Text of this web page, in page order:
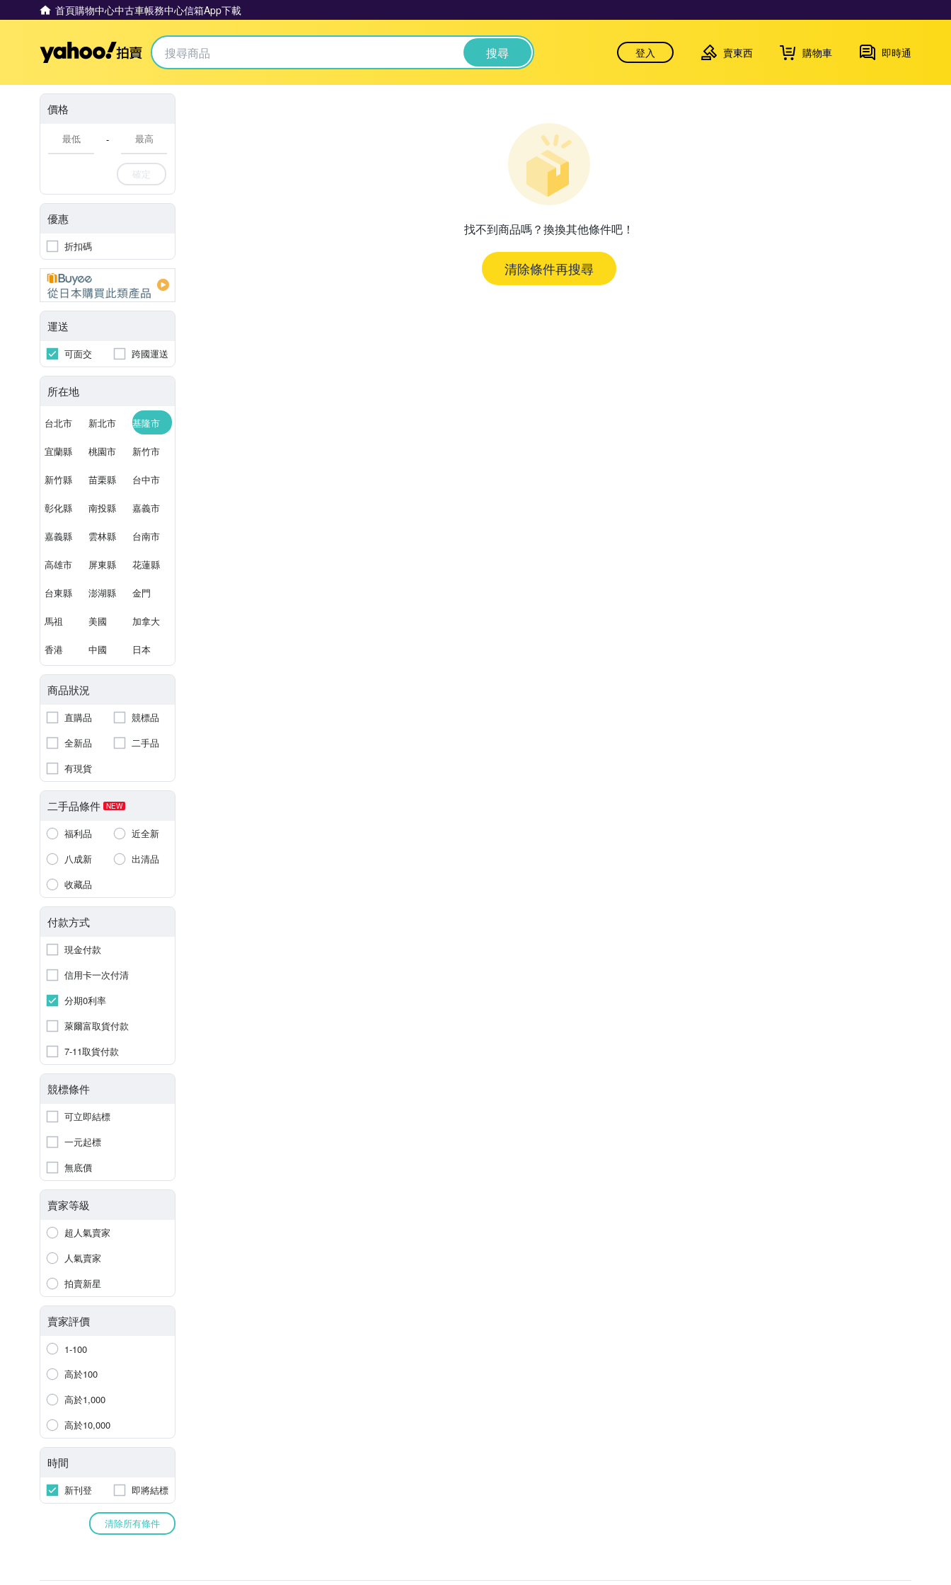
首頁購物中心中古車帳務中心信箱App下載
Yahoo拍賣 搜尋 登入 賣東西 購物車 即時通
價格
-
確定
優惠
折扣碼
運送
可面交 跨國運送
所在地
台北市 新北市 基隆市
宜蘭縣 桃園市 新竹市
新竹縣 苗栗縣 台中市
彰化縣 南投縣 嘉義市
嘉義縣 雲林縣 台南市
高雄市 屏東縣 花蓮縣
台東縣 澎湖縣 金門
馬祖 美國 加拿大
香港 中國 日本
商品狀況
直購品
競標品
全新品
二手品
有現貨
二手品條件 NEW
福利品
近全新
八成新
出清品
收藏品
付款方式
現金付款
信用卡一次付清
分期0利率
萊爾富取貨付款
7-11取貨付款
競標條件
可立即結標
一元起標
無底價
賣家等級
超人氣賣家
人氣賣家
拍賣新星
賣家評價
1-100
高於100
高於1,000
高於10,000
時間
新刊登 即將結標
清除所有條件
找不到商品嗎？換換其他條件吧！
清除條件再搜尋